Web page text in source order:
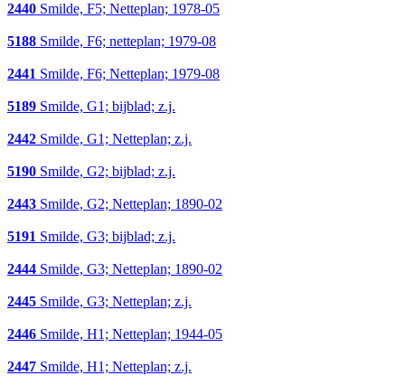
2440 Smilde, F5; Netteplan; 1978-05
5188 Smilde, F6; netteplan; 1979-08
2441 Smilde, F6; Netteplan; 1979-08
5189 Smilde, G1; bijblad; z.j.
2442 Smilde, G1; Netteplan; z.j.
5190 Smilde, G2; bijblad; z.j.
2443 Smilde, G2; Netteplan; 1890-02
5191 Smilde, G3; bijblad; z.j.
2444 Smilde, G3; Netteplan; 1890-02
2445 Smilde, G3; Netteplan; z.j.
2446 Smilde, H1; Netteplan; 1944-05
2447 Smilde, H1; Netteplan; z.j.